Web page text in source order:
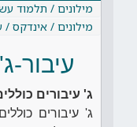
מילונים / תלמוד
מילונים / אינדקס /
עיבור-
ג' עיבורים
ג' עיבורים